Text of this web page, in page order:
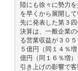
陸にも徐々に勢力
を早くから展開して
先に発表した第３四
決算は、一般企業
る営業収益が３０
５億円（同１４％
億円（同１６％増
引き上げの影響で